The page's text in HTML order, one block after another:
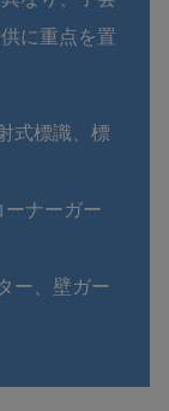
に重点を置
式標識、標
ナーガー
ー、壁ガー